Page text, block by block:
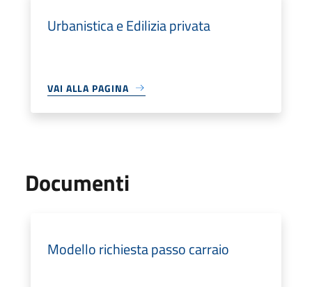
Urbanistica e Edilizia privata
VAI ALLA PAGINA
Documenti
Modello richiesta passo carraio